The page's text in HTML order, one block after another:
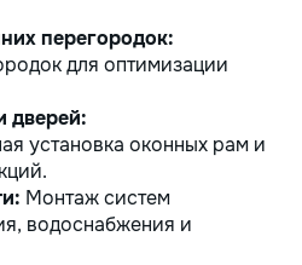
перегородок:
для оптимизации
дверей:
установка оконных рам и
Монтаж систем
водоснабжения и